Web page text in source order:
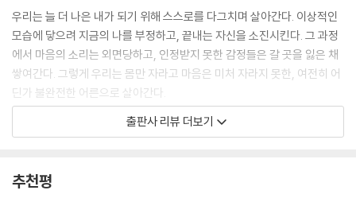
다. 쉬고 또 쉬었습니다. ‘이게 뭐지?’ 하고 올라오는 의심마저 쉬어버렸을
때, 비로소 무언가 드러나기 시작했습니다. 형용할 수 없는 평안함. 완전할
정도의 고요함. 그리고 그것은 오래전부터 내 안에 있어왔고, 단 한 번도 훼
손되거나 사라진 적이 없었다는 깨달음. 그제야 돌아온 나 자신을 향한 스
스로의 따뜻하고 친절한 시선. 지난 몇 년간의 극심했던 겨울이 일순간에
녹는 봄날이었습니다.
--- p.79 「어쩌다, 명상 선생님」 중에서
내가 나를 이렇게 가깝고 다정하게 마주하게 되었을 때, 가슴에 대고 나지
우리는 늘 더 나은 내가 되기 위해 스스로를 다그치며 살아간다. 이상적인
모습에 닿으려 지금의 나를 부정하고, 끝내는 자신을 소진시킨다. 그 과정
에서 마음의 소리는 외면당하고, 인정받지 못한 감정들은 갈 곳을 잃은 채
쌓여간다. 그렇게 우리는 몸만 자라고 마음은 미처 자라지 못한, 여전히 어
딘가 불완전한 어른으로 살아간다.
작사가 이치훈도 다르지 않았다. 경쟁이 극심한 대중음악 시장에서 그는
으나, 아무리 쥐어짜도 머릿속은 텅 빈 것처럼 아무것도 떠오르지 않았다.
출판사 리뷰 더보기
추천평